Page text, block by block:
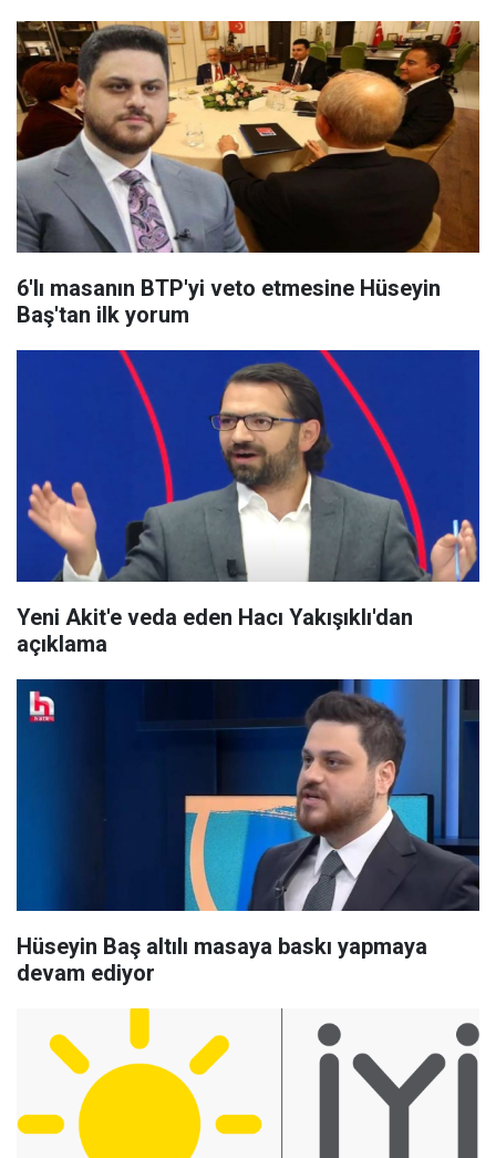
6'lı masanın BTP'yi veto etmesine Hüseyin
Baş'tan ilk yorum
Yeni Akit'e veda eden Hacı Yakışıklı'dan
açıklama
Hüseyin Baş altılı masaya baskı yapmaya
devam ediyor